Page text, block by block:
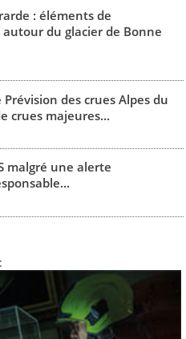
: éléments de
du glacier de Bonne
des crues Alpes du
crues majeures...
malgré une alerte
: